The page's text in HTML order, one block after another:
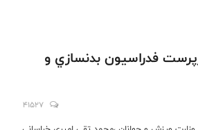
فدراسيون بدنسازي و
41527